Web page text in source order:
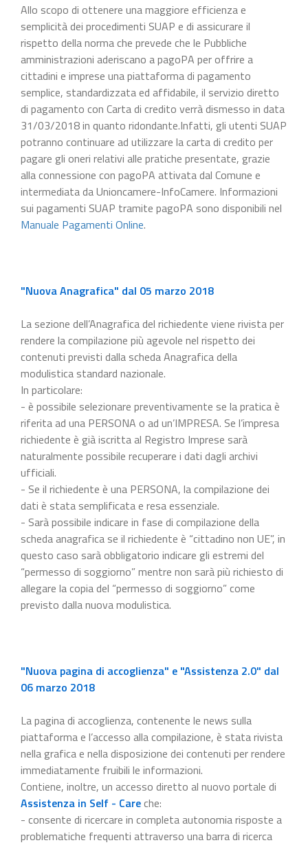
Allo scopo di ottenere una maggiore efficienza e
semplicità dei procedimenti SUAP e di assicurare il
rispetto della norma che prevede che le Pubbliche
amministrazioni aderiscano a pagoPA per offrire a
cittadini e imprese una piattaforma di pagamento
semplice, standardizzata ed affidabile, il servizio diretto
di pagamento con Carta di credito verrà dismesso in data
31/03/2018 in quanto ridondante.Infatti, gli utenti SUAP
potranno continuare ad utilizzare la carta di credito per
pagare gli oneri relativi alle pratiche presentate, grazie
alla connessione con pagoPA attivata dal Comune e
intermediata da Unioncamere-InfoCamere. Informazioni
sui pagamenti SUAP tramite pagoPA sono disponibili nel
Manuale Pagamenti Online.
"Nuova Anagrafica" dal 05 marzo 2018
La sezione dell’Anagrafica del richiedente viene rivista per
rendere la compilazione più agevole nel rispetto dei
contenuti previsti dalla scheda Anagrafica della
modulistica standard nazionale.
In particolare:
- è possibile selezionare preventivamente se la pratica è
riferita ad una PERSONA o ad un’IMPRESA. Se l’impresa
richiedente è già iscritta al Registro Imprese sarà
naturalmente possibile recuperare i dati dagli archivi
ufficiali.
- Se il richiedente è una PERSONA, la compilazione dei
dati è stata semplificata e resa essenziale.
- Sarà possibile indicare in fase di compilazione della
scheda anagrafica se il richiedente è “cittadino non UE”, in
questo caso sarà obbligatorio indicare gli estremi del
“permesso di soggiorno” mentre non sarà più richiesto di
allegare la copia del “permesso di soggiorno” come
previsto dalla nuova modulistica.
"Nuova pagina di accoglienza" e "Assistenza 2.0" dal
06 marzo 2018
La pagina di accoglienza, contenente le news sulla
piattaforma e l’accesso alla compilazione, è stata rivista
nella grafica e nella disposizione dei contenuti per rendere
immediatamente fruibili le informazioni.
Contiene, inoltre, un accesso diretto al nuovo portale di
Assistenza in Self - Careche:
- consente di ricercare in completa autonomia risposte a
problematiche frequenti attraverso una barra di ricerca